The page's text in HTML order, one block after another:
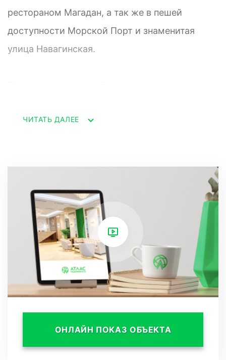
рестораном Магадан, а так же в пешей
доступности Морской Порт и знаменитая
улица Навагинская.
ЧИТАТЬ ДАЛЕЕ
ОНЛАЙН ПОКАЗ ОБЪЕКТА